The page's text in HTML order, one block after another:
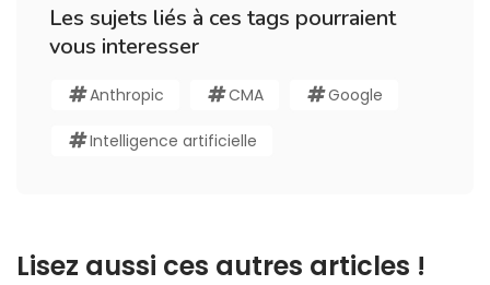
Les sujets liés à ces tags pourraient
vous interesser
Anthropic CMA Google
Intelligence artificielle
Lisez aussi ces autres articles !